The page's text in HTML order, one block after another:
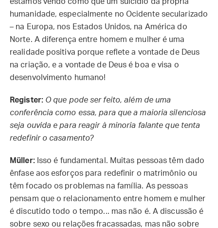
humanidade, especialmente no Ocidente secularizado
– na Europa, nos Estados Unidos, na América do
Norte. A diferença entre homem e mulher é uma
realidade positiva porque reflete a vontade de Deus
na criação, e a vontade de Deus é boa e visa o
desenvolvimento humano!
Register: O que pode ser feito, além de uma
conferência como essa, para que a maioria silenciosa
seja ouvida e para reagir à minoria falante que tenta
redefinir o casamento?
Müller:Isso é fundamental. Muitas pessoas têm dado
ênfase aos esforços para redefinir o matrimônio ou
têm focado os problemas na família. As pessoas
pensam que o relacionamento entre homem e mulher
é discutido todo o tempo... mas não é. A discussão é
sobre sexo ou relações fracassadas, mas não sobre